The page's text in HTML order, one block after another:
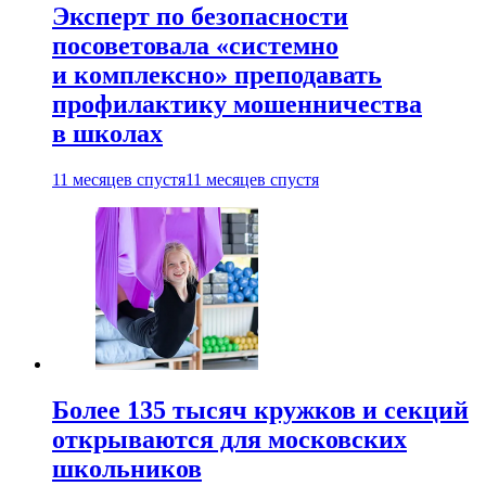
Эксперт по безопасности
посоветовала «системно
и комплексно» преподавать
профилактику мошенничества
в школах
11 месяцев спустя11 месяцев спустя
Более 135 тысяч кружков и секций
открываются для московских
школьников